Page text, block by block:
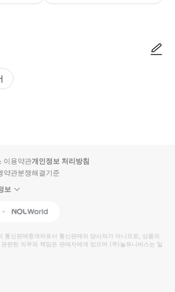
이용약관개인정보 처리방침
약관분쟁해결기준
보
Interpark Global
통신판매중개자로서 통신판매의 당사자가 아니므로, 상품의
련된 의무와 책임은 판매자에게 있으며 (주)놀유니버스는 일